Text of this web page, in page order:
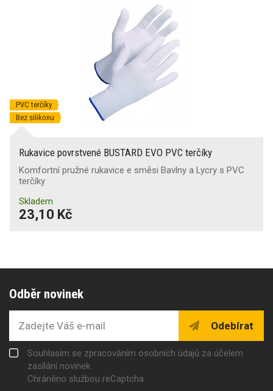
PVC terčíky
Bez silikonu
Rukavice povrstvené BUSTARD EVO PVC terčíky
Komfortní pružné rukavice e směsi Bavlny a Lycry s PVC
terčíky
Skladem
23,10 Kč
Odběr novinek
Odebírat
Souhlasím se zpracováním osobních údajů za účelem
zasílání novinek
Chráněno službou reCaptcha